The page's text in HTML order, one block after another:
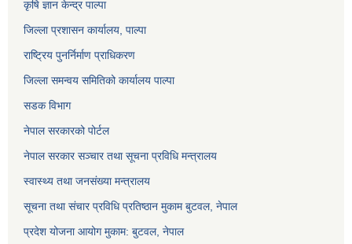
कृषि ज्ञान केन्द्र पाल्पा
जिल्ला प्रशासन कार्यालय, पाल्पा
राष्ट्रिय पुनर्निर्माण प्राधिकरण
जिल्ला समन्वय समितिको कार्यालय पाल्पा
सडक विभाग
नेपाल सरकारको पोर्टल
नेपाल सरकार सञ्‍चार तथा सूचना प्रविधि मन्त्रालय
स्वास्थ्य तथा जनसंख्या मन्त्रालय
सूचना तथा संचार प्रविधि प्रतिष्ठान मुकाम बुटवल, नेपाल
प्रदेश योजना आयोग मुकाम: बुटवल, नेपाल